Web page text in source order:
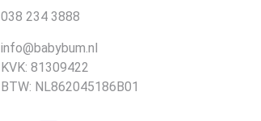
038 234 3888
info@babybum.nl
KVK: 81309422
BTW: NL862045186B01